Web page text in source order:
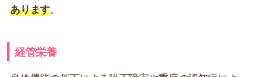
あります。
経管栄養